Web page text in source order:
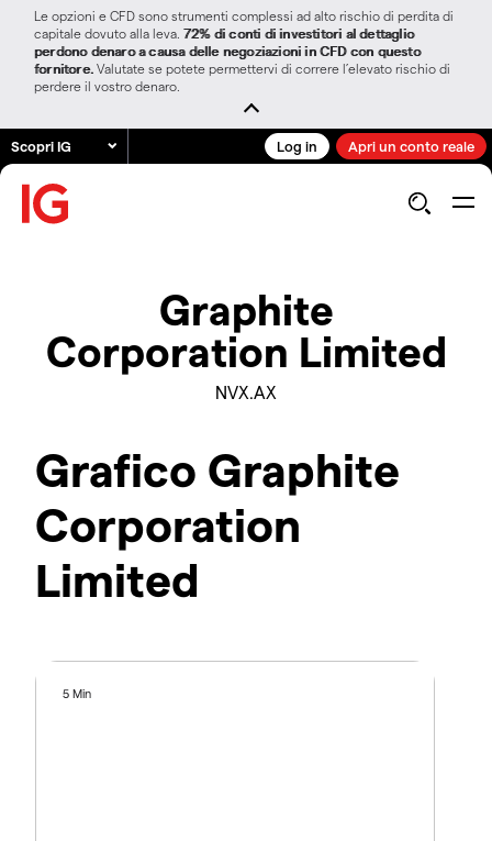
Le opzioni e CFD sono strumenti complessi ad alto rischio di perdita di
capitale dovuto alla leva. 72% di conti di investitori al dettaglio
perdono denaro a causa delle negoziazioni in CFD con questo
fornitore. Valutate se potete permettervi di correre l’elevato rischio di
perdere il vostro denaro.
Scopri IG Log in Apri un conto reale
Graphite
Corporation Limited
NVX.AX
Grafico Graphite
Corporation
Limited
5 Min